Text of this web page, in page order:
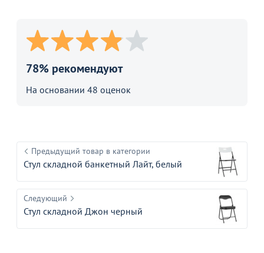
78% рекомендуют
На основании 48 оценок
Предыдущий товар в категории
Стул складной банкетный Лайт, белый
Следующий
Стул складной Джон черный